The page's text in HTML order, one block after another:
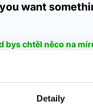
Detaily
want
bys chtěl něco na
mi vědět
informace,
jak říci, že